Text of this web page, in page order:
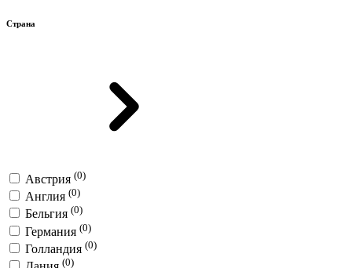
Страна
Австрия (0)
Англия (0)
Бельгия (0)
Германия (0)
Голландия (0)
(0)